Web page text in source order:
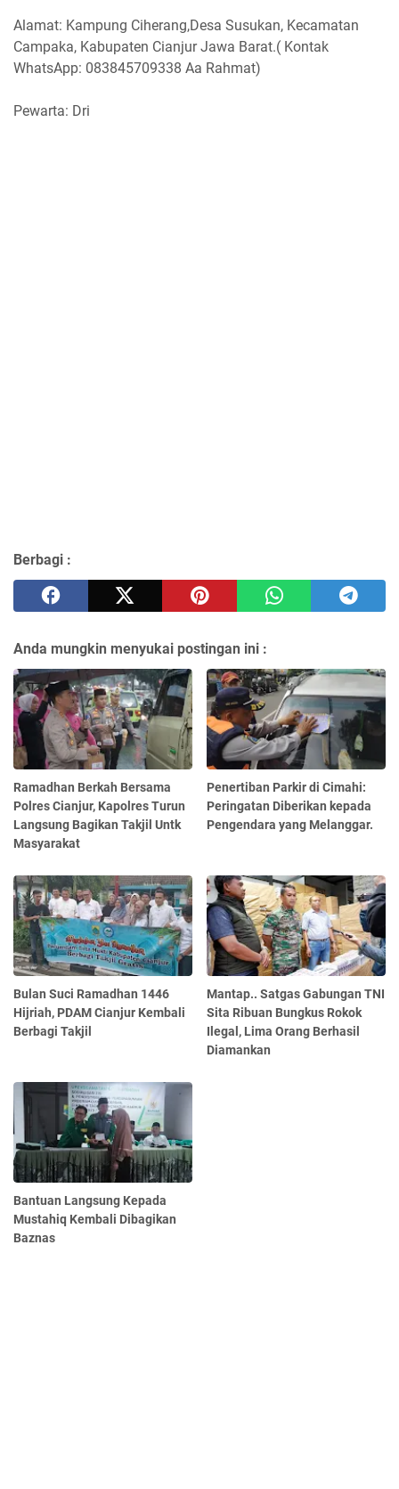
Alamat: Kampung Ciherang,Desa Susukan, Kecamatan
Campaka, Kabupaten Cianjur Jawa Barat.( Kontak
WhatsApp: 083845709338 Aa Rahmat)
Pewarta: Dri
Berbagi :
Anda mungkin menyukai postingan ini :
Ramadhan Berkah Bersama
Polres Cianjur, Kapolres Turun
Langsung Bagikan Takjil Untk
Masyarakat
Penertiban Parkir di Cimahi:
Peringatan Diberikan kepada
Pengendara yang Melanggar.
Bulan Suci Ramadhan 1446
Hijriah, PDAM Cianjur Kembali
Berbagi Takjil
Mantap.. Satgas Gabungan TNI
Sita Ribuan Bungkus Rokok
Ilegal, Lima Orang Berhasil
Diamankan
Bantuan Langsung Kepada
Mustahiq Kembali Dibagikan
Baznas